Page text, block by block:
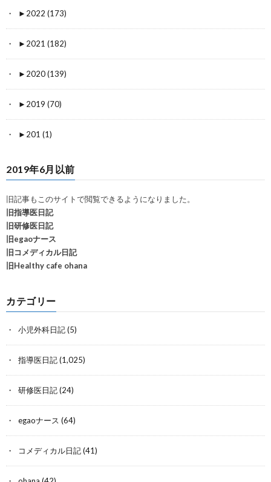
► 2022 (173)
► 2021 (182)
► 2020 (139)
► 2019 (70)
► 201 (1)
2019年6月以前
旧記事もこのサイトで閲覧できるようになりました。
旧指導医日記
旧研修医日記
旧egaoナース
旧コメディカル日記
旧Healthy cafe ohana
カテゴリー
小児外科日記(5)
指導医日記(1,025)
研修医日記(24)
egaoナース (64)
コメディカル日記(41)